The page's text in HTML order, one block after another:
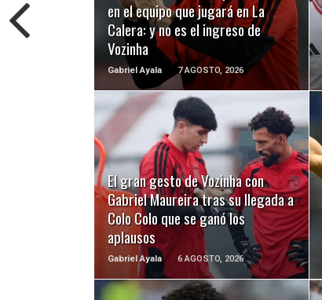
en el equipo que jugará en La
Calera: y no es el ingreso de
Vozinha
Gabriel Ayala 7 AGOSTO, 2026
El gran gesto de Vozinha con
Gabriel Maureira tras su llegada a
Colo Colo que se ganó los
aplausos
Gabriel Ayala 6 AGOSTO, 2026
LEER MÁS